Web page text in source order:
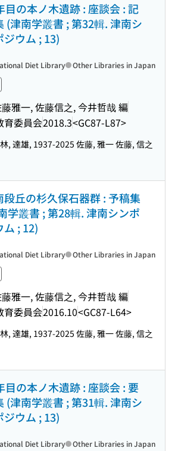
目の本ノ木遺跡 : 座談会 : 記
(津南学叢書 ; 第32輯. 津南シ
ジウム ; 13)
雅一, 佐藤信之, 今井哲哉 編
育委員会2018.3<GC87-L87>
Diet Library Other Libraries in Japan
, 達雄, 1937-2025 佐藤, 雅一 佐藤, 信之
段丘の杉久保石器群 : 予稿集
学叢書 ; 第28輯. 津南シンポ
ム ; 12)
雅一, 佐藤信之, 今井哲哉 編
育委員会2016.10<GC87-L64>
Diet Library Other Libraries in Japan
, 達雄, 1937-2025 佐藤, 雅一 佐藤, 信之
目の本ノ木遺跡 : 座談会 : 要
(津南学叢書 ; 第31輯. 津南シ
ジウム ; 13)
Diet Library Other Libraries in Japan